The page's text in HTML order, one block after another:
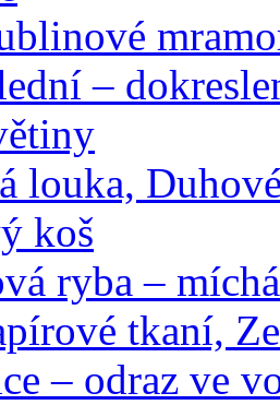
–
louka,
koš
ryba –
tkaní,
– odraz ve